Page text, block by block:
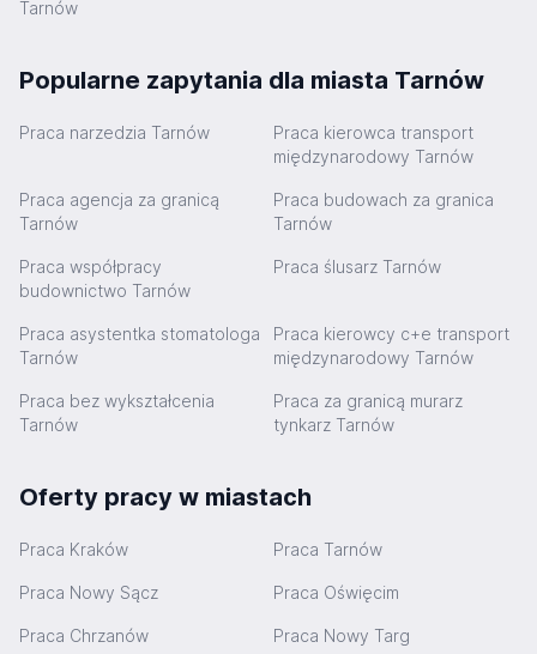
Tarnów
Popularne zapytania dla miasta Tarnów
Praca narzedzia Tarnów
Praca kierowca transport
międzynarodowy Tarnów
Praca agencja za granicą
Tarnów
Praca budowach za granica
Tarnów
Praca współpracy
budownictwo Tarnów
Praca ślusarz Tarnów
Praca asystentka stomatologa
Tarnów
Praca kierowcy c+e transport
międzynarodowy Tarnów
Praca bez wykształcenia
Tarnów
Praca za granicą murarz
tynkarz Tarnów
Oferty pracy w miastach
Praca Kraków Praca Tarnów
Praca Nowy Sącz Praca Oświęcim
Praca Chrzanów Praca Nowy Targ